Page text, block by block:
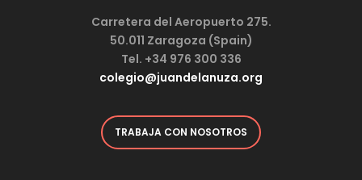
Carretera del Aeropuerto 275.
50.011 Zaragoza (Spain)
Tel. +34 976 300 336
colegio@juandelanuza.org
TRABAJA CON NOSOTROS